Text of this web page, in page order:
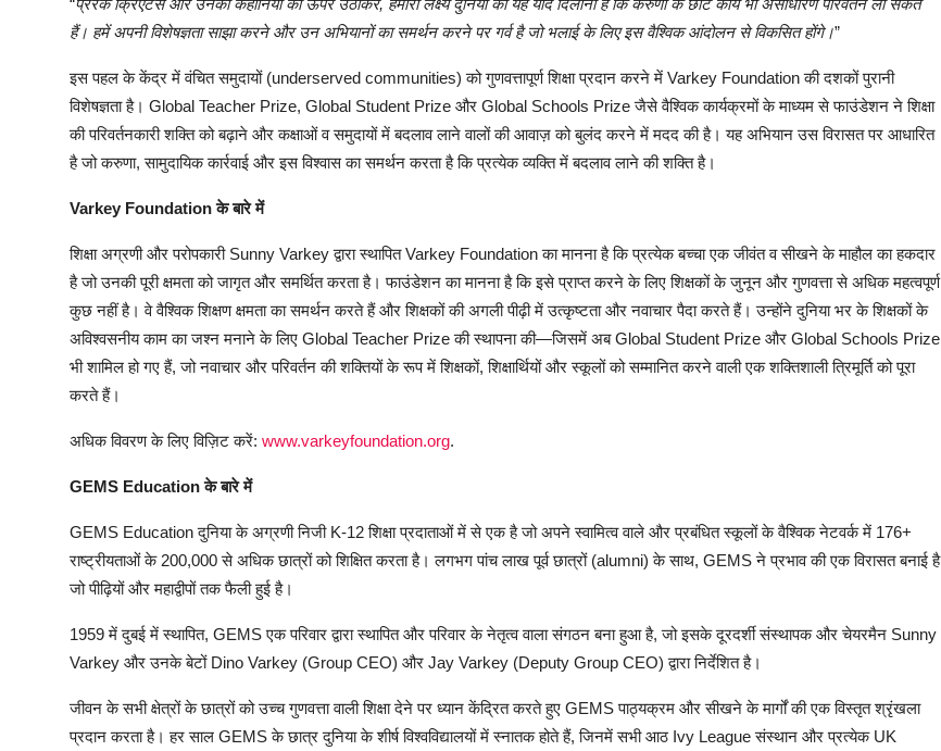
“प्रेरक क्रिएटर्स और उनकी कहानियों को ऊपर उठाकर, हमारा लक्ष्य दुनिया को यह याद दिलाना है कि करुणा के छोटे कार्य भी असाधारण परिवर्तन ला सकते
हैं। हमें अपनी विशेषज्ञता साझा करने और उन अभियानों का समर्थन करने पर गर्व है जो भलाई के लिए इस वैश्विक आंदोलन से विकसित होंगे।”
इस पहल के केंद्र में वंचित समुदायों (underserved communities) को गुणवत्तापूर्ण शिक्षा प्रदान करने में Varkey Foundation की दशकों पुरानी
विशेषज्ञता है। Global Teacher Prize, Global Student Prize और Global Schools Prize जैसे वैश्विक कार्यक्रमों के माध्यम से फाउंडेशन ने शिक्षा
की परिवर्तनकारी शक्ति को बढ़ाने और कक्षाओं व समुदायों में बदलाव लाने वालों की आवाज़ को बुलंद करने में मदद की है। यह अभियान उस विरासत पर आधारित
है जो करुणा, सामुदायिक कार्रवाई और इस विश्वास का समर्थन करता है कि प्रत्येक व्यक्ति में बदलाव लाने की शक्ति है।
Varkey Foundation के बारे में
शिक्षा अग्रणी और परोपकारी Sunny Varkey द्वारा स्थापित Varkey Foundation का मानना है कि प्रत्येक बच्चा एक जीवंत व सीखने के माहौल का हकदार
है जो उनकी पूरी क्षमता को जागृत और समर्थित करता है। फाउंडेशन का मानना है कि इसे प्राप्त करने के लिए शिक्षकों के जुनून और गुणवत्ता से अधिक महत्वपूर्ण
कुछ नहीं है। वे वैश्विक शिक्षण क्षमता का समर्थन करते हैं और शिक्षकों की अगली पीढ़ी में उत्कृष्टता और नवाचार पैदा करते हैं। उन्होंने दुनिया भर के शिक्षकों के
अविश्वसनीय काम का जश्न मनाने के लिए Global Teacher Prize की स्थापना की—जिसमें अब Global Student Prize और Global Schools Prize
भी शामिल हो गए हैं, जो नवाचार और परिवर्तन की शक्तियों के रूप में शिक्षकों, शिक्षार्थियों और स्कूलों को सम्मानित करने वाली एक शक्तिशाली त्रिमूर्ति को पूरा
करते हैं।
अधिक विवरण के लिए विज़िट करें: www.varkeyfoundation.org.
GEMS Educationके बारे में
GEMS Education दुनिया के अग्रणी निजी K-12 शिक्षा प्रदाताओं में से एक है जो अपने स्वामित्व वाले और प्रबंधित स्कूलों के वैश्विक नेटवर्क में 176+
राष्ट्रीयताओं के 200,000 से अधिक छात्रों को शिक्षित करता है। लगभग पांच लाख पूर्व छात्रों (alumni) के साथ, GEMS ने प्रभाव की एक विरासत बनाई है
जो पीढ़ियों और महाद्वीपों तक फैली हुई है।
1959 में दुबई में स्थापित, GEMS एक परिवार द्वारा स्थापित और परिवार के नेतृत्व वाला संगठन बना हुआ है, जो इसके दूरदर्शी संस्थापक और चेयरमैन Sunny
Varkey और उनके बेटों Dino Varkey (Group CEO) और Jay Varkey (Deputy Group CEO) द्वारा निर्देशित है।
जीवन के सभी क्षेत्रों के छात्रों को उच्च गुणवत्ता वाली शिक्षा देने पर ध्यान केंद्रित करते हुए GEMS पाठ्यक्रम और सीखने के मार्गों की एक विस्तृत श्रृंखला
प्रदान करता है। हर साल GEMS के छात्र दुनिया के शीर्ष विश्वविद्यालयों में स्नातक होते हैं, जिनमें सभी आठ Ivy League संस्थान और प्रत्येक UK